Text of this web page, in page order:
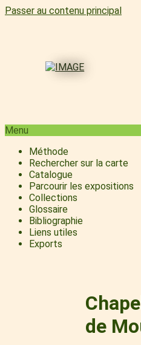
Passer au contenu principal
Menu
Méthode
Rechercher sur la carte
Catalogue
Parcourir les expositions
Collections
Glossaire
Bibliographie
Liens utiles
Exports
de